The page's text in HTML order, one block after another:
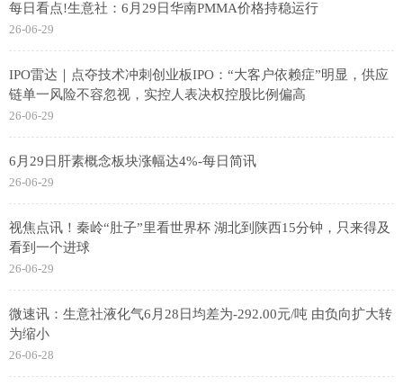
每日看点!生意社：6月29日华南PMMA价格持稳运行
26-06-29
IPO雷达｜点夺技术冲刺创业板IPO：“大客户依赖症”明显，供应
链单一风险不容忽视，实控人表决权控股比例偏高
26-06-29
6月29日肝素概念板块涨幅达4%-每日简讯
26-06-29
视焦点讯！秦岭“肚子”里看世界杯 湖北到陕西15分钟，只来得及
看到一个进球
26-06-29
微速讯：生意社液化气6月28日均差为-292.00元/吨 由负向扩大转
为缩小
26-06-28